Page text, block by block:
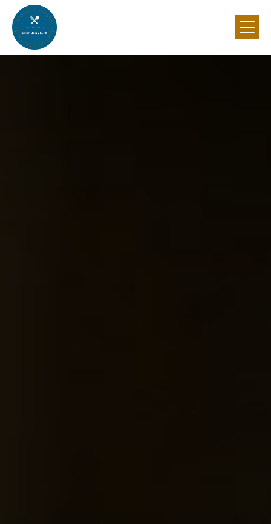
Panneau de gestion des cookies